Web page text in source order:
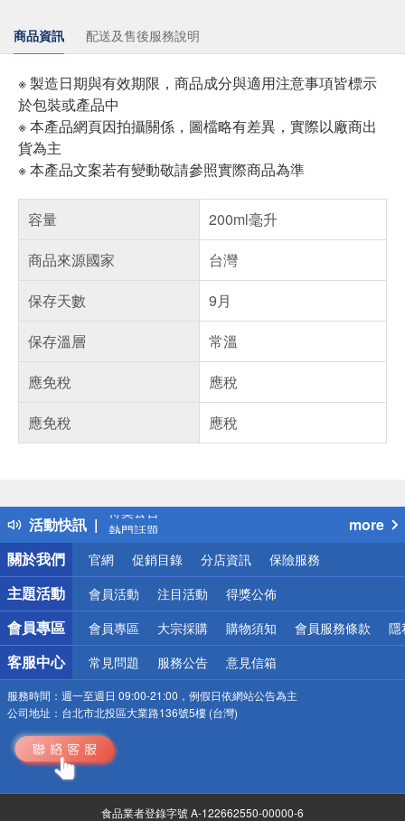
商品資訊 配送及售後服務說明
※ 製造日期與有效期限，商品成分與適用注意事項皆標示
於包裝或產品中
※ 本產品網頁因拍攝關係，圖檔略有差異，實際以廠商出
貨為主
※ 本產品文案若有變動敬請參照實際商品為準
容量
200ml毫升
商品來源國家
台灣
保存天數
9月
保存溫層
常溫
應免稅
應稅
應免稅
應稅
活動快訊
得獎公告
熱門話題
銀行優惠
偏遠地區配送
詐騙網頁！請小心！
more
關於我們
官網 促銷目錄 分店資訊 保險服務
主題活動 會員活動 注目活動 得獎公佈
會員專區 會員專區 大宗採購 購物須知 會員服務條款 隱
客服中心 常見問題 服務公告 意見信箱
服務時間： 週一至週日 09:00-21:00，例假日依網站公告為主
公司地址： 台北市北投區大業路136號5樓 (台灣)
食品業者登錄字號 A-122662550-00000-6